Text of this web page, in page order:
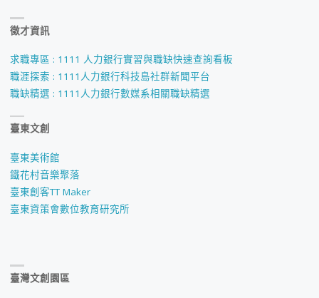
徵才資訊
求職專區 : 1111 人力銀行實習與職缺快速查詢看板
職涯探索 : 1111人力銀行科技島社群新聞平台
職缺精選 : 1111人力銀行數媒系相關職缺精選
臺東文創
臺東美術館
鐵花村音樂聚落
臺東創客TT Maker
臺東資策會數位教育研究所
臺灣文創園區